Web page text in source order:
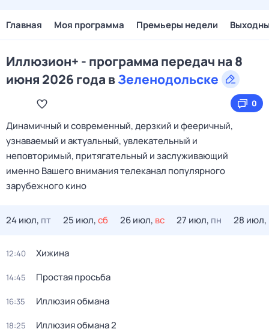
Главная Моя программа Премьеры недели
Иллюзион+ - программа передач на 8
июня 2026 года вЗеленодольске
0
Динамичный и современный, дерзкий и фееричный,
узнаваемый и актуальный, увлекательный и
неповторимый, притягательный и заслуживающий
именно Вашего внимания телеканал популярного
зарубежного кино
24 июл, пт 25 июл,сб 26 июл, вс 27 июл, пн 28 июл,
12:40 Хижина
14:45 Простая просьба
16:35 Иллюзия обмана
18:25 Иллюзия обмана 2